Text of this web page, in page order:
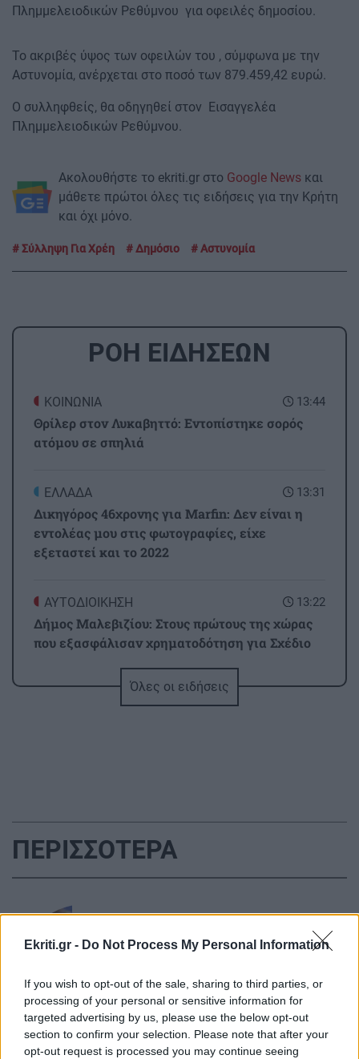
Ekriti.gr - Do Not Process My Personal Information
If you wish to opt-out of the sale, sharing to third parties, or
processing of your personal or sensitive information for
targeted advertising by us, please use the below opt-out
section to confirm your selection. Please note that after your
opt-out request is processed you may continue seeing
Πλημμελειοδικών Ρεθύμνου για οφειλές δημοσίου.
Το ακριβές ύψος των οφειλών του , σύμφωνα με την
Αστυνομία, ανέρχεται στο ποσό των 879.459,42 ευρώ.
Ο συλληφθείς, θα οδηγηθεί στον Εισαγγελέα
Πλημμελειοδικών Ρεθύμνου.
Ακολουθήστε το ekriti.gr στο Google News και
μάθετε πρώτοι όλες τις ειδήσεις για την Κρήτη
και όχι μόνο.
Σύλληψη Για Χρέη Δημόσιο Αστυνομία
ΡΟΗ ΕΙΔΗΣΕΩΝ
13:44
ΚΟΙΝΩΝΙΑ
Θρίλερ στον Λυκαβηττό: Εντοπίστηκε σορός
ατόμου σε σπηλιά
13:31
ΕΛΛΑΔΑ
Δικηγόρος 46χρονης για Marfin: Δεν είναι η
εντολέας μου στις φωτογραφίες, είχε
εξεταστεί και το 2022
13:22
ΑΥΤΟΔΙΟΙΚΗΣΗ
Δήμος Μαλεβιζίου: Στους πρώτους της χώρας
που εξασφάλισαν χρηματοδότηση για Σχέδιο
Η Μαρίνα Βερνίκου έπιασε λαγοκέφαλο και
πόζαρε μαζί του
Μπάλος: Πρόταση για επίσκεψη με κράτηση
12:41
ΚΟΣΜΟΣ
Ρουμανία: Οι πιθανότητες για ένα
«Τσερνόμπιλ» μετά το κλείσιμο των
πυρηνικών αντιδραστήρων
Όλες οι ειδήσεις
ΠΕΡΙΣΣΟΤΕΡΑ
σορός ατόμου σε σπηλιά